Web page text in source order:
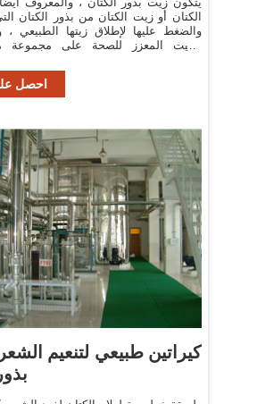
الكتان أو زيت الكتان من بذور الكتان
والضغط عليها لإطلاق زيتها الطبيعي ،
الزيت المعزز للصحة على مجموعة
احصل
‫كيراتين طبيعي لتنعيم